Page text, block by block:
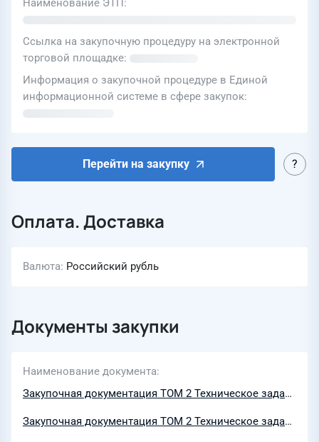
Наименование ЭТП
Ссылка на закупочную процедуру на электронной
торговой площадке
Информация о закупочной процедуре в Единой
информационной системе в сфере закупок
Перейти на закупку
Оплата. Доставка
Валюта Российский рубль
Документы закупки
Наименование документа
Закупочная документация ТОМ 2 Техническое задание.doc
Закупочная документация ТОМ 2 Техническое задание.pdf